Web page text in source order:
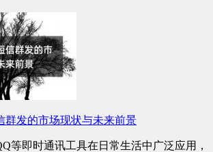
群发的市场现状与未来前景
等即时通讯工具在日常生活中广泛应用，